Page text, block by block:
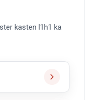
kasten l1h1 ka